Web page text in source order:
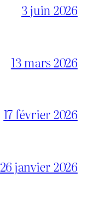
3 juin 2026
13 mars 2026
17 février 2026
26 janvier 2026